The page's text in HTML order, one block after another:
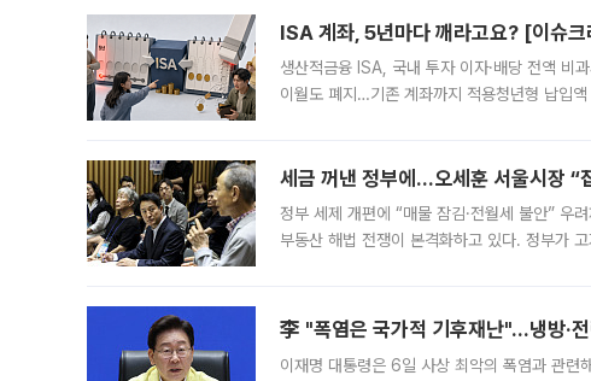
ISA 계좌, 5년마다 깨라고요? [이슈크
생산적금융 ISA, 국내 투자 이자·배당 전액 비
이월도 폐지…기존 계좌까지 적용청년형 납입
세금 꺼낸 정부에…오세훈 서울시장 “
정부 세제 개편에 “매물 잠김·전월세 불안” 우
부동산 해법 전쟁이 본격화하고 있다. 정부가
李 "폭염은 국가적 기후재난"…냉방·
이재명 대통령은 6일 사상 최악의 폭염과 관련